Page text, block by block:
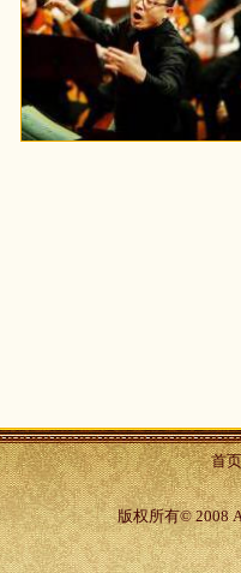
首页
版权所有© 2008